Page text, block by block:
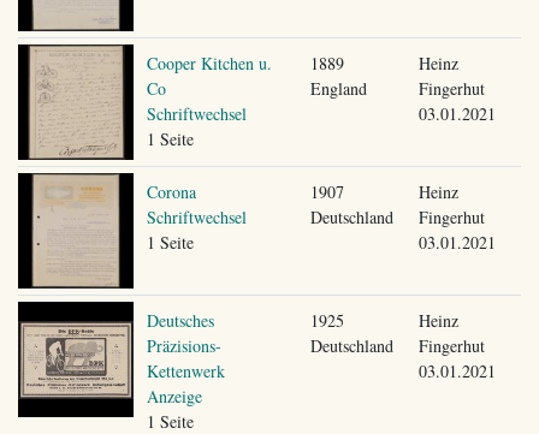
Cooper Kitchen u.
Co
Schriftwechsel
1 Seite
1889
England
Heinz
Fingerhut
03.01.2021
Corona
Schriftwechsel
1 Seite
1907
Deutschland
Heinz
Fingerhut
03.01.2021
Deutsches
Präzisions-
Kettenwerk
Anzeige
1 Seite
1925
Deutschland
Heinz
Fingerhut
03.01.2021